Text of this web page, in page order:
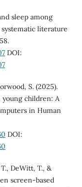
sleep among
literature
DOI:
S. (2025).
children: A
in Human
DOI:
DeWitt, T., &
screen-based